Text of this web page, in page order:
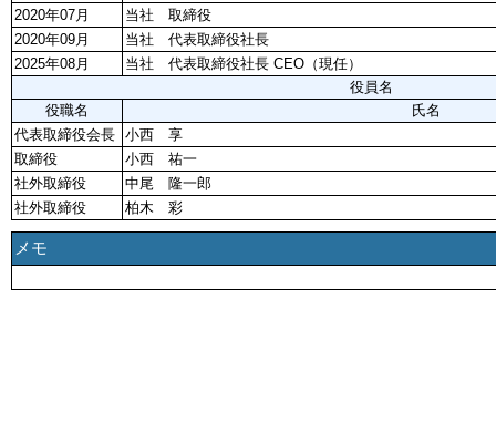
2020年07月
当社 取締役
2020年09月
当社 代表取締役社長
2025年08月
当社 代表取締役社長 CEO（現任）
役員名
役職名
氏名
代表取締役会長 小西 享
取締役
小西 祐一
社外取締役
中尾 隆一郎
社外取締役
柏木 彩
メモ